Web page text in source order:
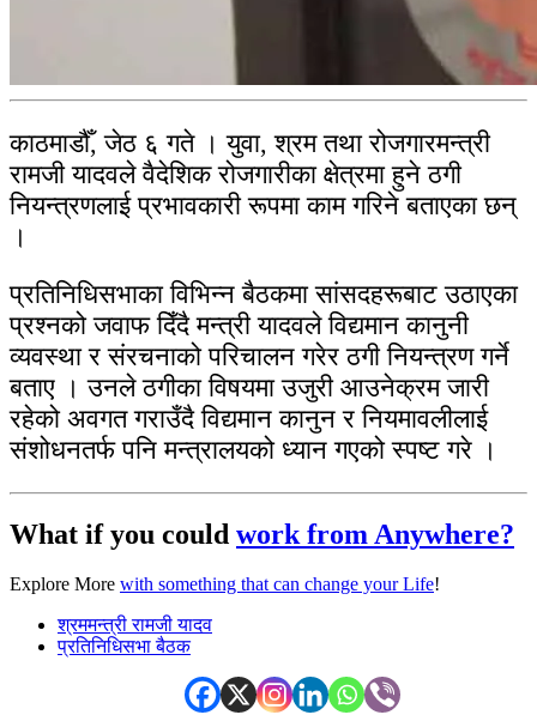
काठमाडौँ, जेठ ६ गते । युवा, श्रम तथा रोजगारमन्त्री
रामजी यादवले वैदेशिक रोजगारीका क्षेत्रमा हुने ठगी
नियन्त्रणलाई प्रभावकारी रूपमा काम गरिने बताएका छन्
।
प्रतिनिधिसभाका विभिन्न बैठकमा सांसदहरूबाट उठाएका
प्रश्नको जवाफ दिँदै मन्त्री यादवले विद्यमान कानुनी
व्यवस्था र संरचनाको परिचालन गरेर ठगी नियन्त्रण गर्ने
बताए । उनले ठगीका विषयमा उजुरी आउनेक्रम जारी
रहेको अवगत गराउँदै विद्यमान कानुन र नियमावलीलाई
संशोधनतर्फ पनि मन्त्रालयको ध्यान गएको स्पष्ट गरे ।
What if you could work from Anywhere?
Explore More with something that can change your Life!
श्रममन्त्री रामजी यादव
प्रतिनिधिसभा बैठक